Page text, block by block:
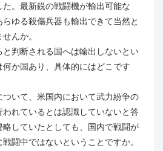
。最新鋭の戦闘機が輸出可能な
ゆる殺傷兵器も輸出できて当然と
んか。
判断される国へは輸出しないとい
か国あり、具体的にはどこです
いて、米国内において武力紛争の
れているとは認識していないと答
していたとしても、国内で戦闘が
闘中ではないということですか。